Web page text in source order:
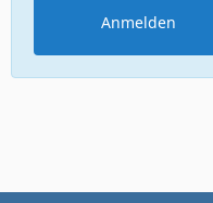
Anmelden